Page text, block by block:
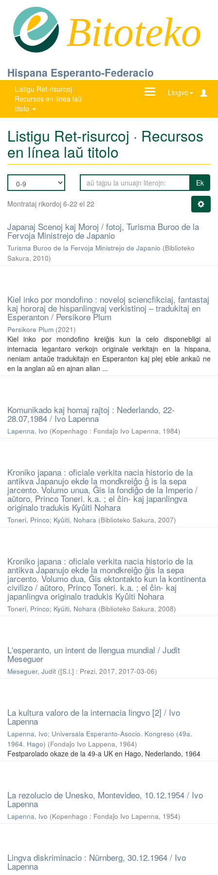
Bitoteko
Hispana Esperanto-Federacio
Listigu Ret-risurcoj ·
Recursos en línea laŭ
titolo
Lingvo
Ŝanĝu
Listigu Ret-risurcoj · Recursos
en línea laŭ titolo
Ek
Montrataj rikordoj 6-22 el 22
Japanaj Scenoj kaj Moroj / fotoj, Turisma Buroo de la
Fervoja Ministrejo de Japanio
Turisma Buroo de la Fervoja Ministrejo de Japanio (Biblioteko
Sakura, 2010)
Kiel inko por mondofino : noveloj sciencfikciaj, fantastaj
kaj hororaj de hispanlingvaj verkistinoj – tradukitaj en
Esperanton / Persikore Plum
Persikore Plum (2021)
Kiel inko por mondofino kreiĝis kun la celo disponebligi al
internacia legantaro verkojn originale verkitajn en la hispana,
neniam antaŭe tradukitajn en Esperanton kaj plej eble ankaŭ ne
en la anglan aŭ en ajnan alian ...
Komunikado kaj homaj rajtoj : Nederlando, 22-
28.07,1984 / Ivo Lapenna
Lapenna, Ivo (Kopenhago : Fondaĵo Ivo Lapenna, 1984)
Kroniko japana : oficiale verkita nacia historio de la
antikva Japanujo ekde la mondkreiĝo ĝ is la sepa
jarcento. Volumo unua, Ĝis la fondiĝo de la Imperio /
aŭtoro, Princo Toneri. k.a. ; el ĉin- kaj japanlingva
originalo tradukis Kyûiti Nohara
Toneri, Princo; Kyûiti, Nohara (Biblioteko Sakura, 2007)
Kroniko japana : oficiale verkita nacia historio de la
antikva Japanujo ekde la mondkreiĝo ĝis la sepa
jarcento. Volumo dua, Ĝis ektontakto kun la kontinenta
civilizo / aŭtoro, Princo Toneri. k.a. ; el ĉin- kaj
japanlingva originalo tradukis Kyûiti Nohara
Toneri, Princo; Kyûiti, Nohara (Biblioteko Sakura, 2008)
L'esperanto, un intent de llengua mundial / Judit
Meseguer
Meseguer, Judit ([S.l.] : Prezi, 2017, 2017-03-06)
La kultura valoro de la internacia lingvo [2] / Ivo
Lapenna
Lapenna, Ivo; Universala Esperanto-Asocio. Kongreso (49a.
1964. Hago) (Fondaĵo Ivo Lappena, 1964)
Festparolado okaze de la 49-a UK en Hago, Nederlando, 1964
La rezolucio de Unesko, Montevideo, 10.12.1954 / Ivo
Lapenna
Lapenna, Ivo (Kopenhago : Fondaĵo Ivo Lapenna, 1954)
Lingva diskriminacio : Nürnberg, 30.12.1964 / Ivo
Lapenna